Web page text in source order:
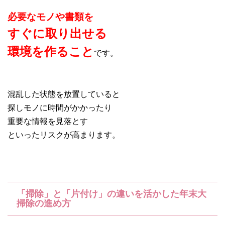
必要なモノや書類を
すぐに取り出せる
環境を作ること です。
混乱した状態を放置していると
探しモノに時間がかかったり
重要な情報を見落とす
といったリスクが高まります。
「掃除」と「片付け」の違いを活かした年末大
掃除の進め方